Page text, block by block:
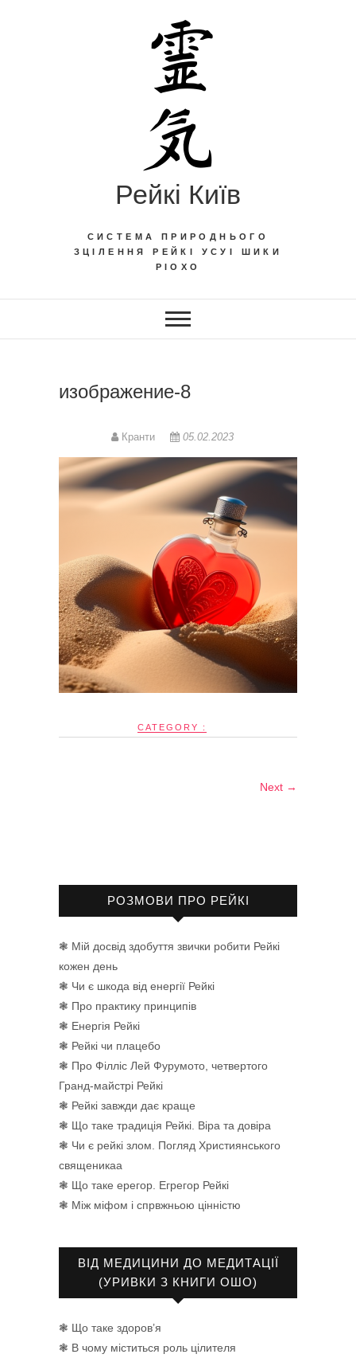
Рейкі Київ
СИСТЕМА ПРИРОДНЬОГО
ЗЦІЛЕННЯ РЕЙКІ УСУІ ШИКИ
РІОХО
изображение-8
Кранти 05.02.2023
CATEGORY :
Next →
РОЗМОВИ ПРО РЕЙКІ
❃ Мій досвід здобуття звички робити Рейкі
кожен день
❃ Чи є шкода від енергії Рейкі
❃ Про практику принципів
❃ Енергія Рейкі
❃ Рейкі чи плацебо
❃ Про Філліс Лей Фурумото, четвертого
Гранд-майстрі Рейкі
❃ Рейкі завжди дає краще
❃ Що таке традиція Рейкі. Віра та довіра
❃ Чи є рейкі злом. Погляд Християнського
священикаа
❃ Що таке ерегор. Егрегор Рейкі
❃ Між міфом і спрвжньою цінністю
ВІД МЕДИЦИНИ ДО МЕДИТАЦІЇ
(УРИВКИ З КНИГИ ОШО)
❃ Що таке здоров’я
❃ В чому міститься роль цілителя